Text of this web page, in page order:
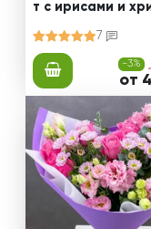
т с ирисами и
7
-3%
от